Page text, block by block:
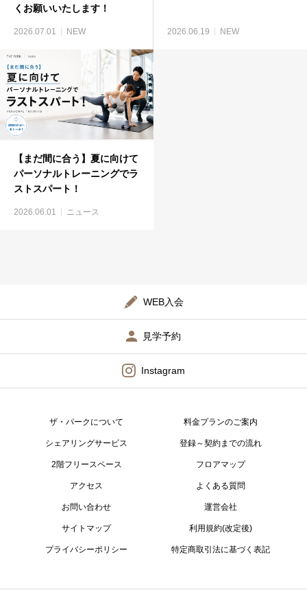
くお願いいたします！
2026.07.01 NEW 2026.06.19 NEW
【まだ間に合う】夏に向けて
パーソナルトレーニングでラ
ストスパート！
2026.06.01 ニュース
WEB入会
見学予約
Instagram
ザ・パークについて 料金プランのご案内
シェアリングサービス 登録～契約までの流れ
2階フリースペース フロアマップ
アクセス よくある質問
お問い合わせ 運営会社
サイトマップ 利用規約(改定後)
プライバシーポリシー 特定商取引法に基づく表記